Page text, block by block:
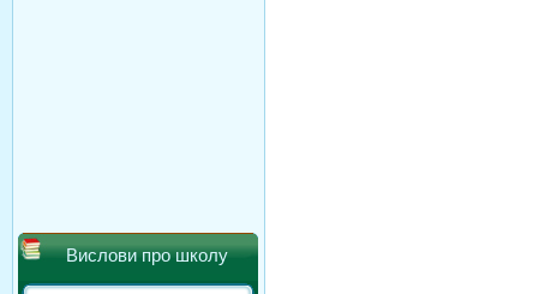
Вислови про школу